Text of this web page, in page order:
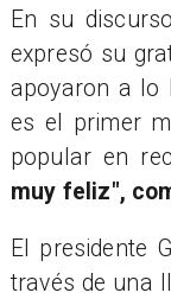
En su
expresó su
apoyaron a lo
es el primer
popular en
muy feliz",
El presidente
través de una